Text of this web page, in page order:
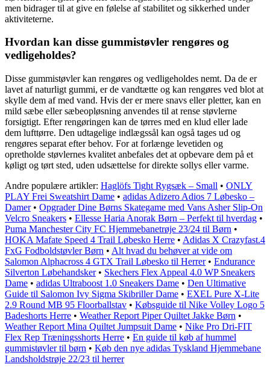
men bidrager til at give en følelse af stabilitet og sikkerhed under
aktiviteterne.
Hvordan kan disse gummistøvler rengøres og
vedligeholdes?
Disse gummistøvler kan rengøres og vedligeholdes nemt. Da de er
lavet af naturligt gummi, er de vandtætte og kan rengøres ved blot at
skylle dem af med vand. Hvis der er mere snavs eller pletter, kan en
mild sæbe eller sæbeopløsning anvendes til at rense støvlerne
forsigtigt. Efter rengøringen kan de tørres med en klud eller lade
dem lufttørre. Den udtagelige indlægssål kan også tages ud og
rengøres separat efter behov. For at forlænge levetiden og
opretholde støvlernes kvalitet anbefales det at opbevare dem på et
køligt og tørt sted, uden udsættelse for direkte sollys eller varme.
Andre populære artikler: Haglöfs Tight Rygsæk – Small • ONLY
PLAY Frei Sweatshirt Dame • adidas Adizero Adios 7 Løbesko –
Damer• Opgrader Dine Børns Skategame med Vans Asher Slip-On
Velcro Sneakers • Ellesse Haria Anorak Børn – Perfekt til hverdag •
Puma Manchester City FC Hjemmebanetrøje 23/24 til Børn •
HOKA Mafate Speed 4 Trail Løbesko Herre • Adidas X Crazyfast.4
FxG Fodboldstøvler Børn • Alt hvad du behøver at vide om
Salomon Alphacross 4 GTX Trail Løbesko til Herrer• Endurance
Silverton Løbehandsker• Skechers Flex Appeal 4.0 WP Sneakers
Dame • adidas Ultraboost 1.0 Sneakers Dame • Den Ultimative
Guide til Salomon Ivy Sigma Skibriller Dame • EXEL Pure X-Lite
2.9 Round MB 95 Floorballstav • Købsguide til Nike Volley Logo 5
Badeshorts Herre • Weather Report Piper Quiltet Jakke Børn •
Weather Report Mina Quiltet Jumpsuit Dame • Nike Pro Dri-FIT
Flex Rep Træningsshorts Herre • En guide til køb af hummel
gummistøvler til børn • Køb den nye adidas Tyskland Hjemmebane
Landsholdstrøje 22/23 til herrer